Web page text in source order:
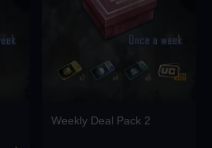
Weekly Deal Pack 2